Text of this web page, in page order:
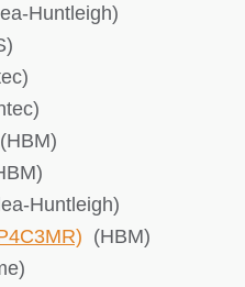
Huntleigh)
(HBM)
Huntleigh)
(HBM)